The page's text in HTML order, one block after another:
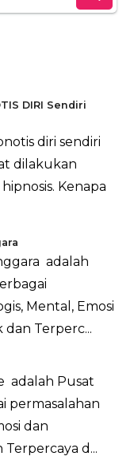
DIRI Sendiri
diri sendiri
dilakukan
Kenapa
adalah
Mental, Emosi
Terperc...
adalah Pusat
permasalahan
dan
d...